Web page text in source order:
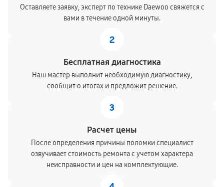
Оставляете заявку, эксперт по технике Daewoo свяжется с
вами в течение одной минуты.
2
Бесплатная диагностика
Наш мастер выполнит необходимую диагностику,
сообщит о итогах и предложит решение.
3
Расчет цены
После определения причины поломки специалист
озвучивает стоимость ремонта с учетом характера
неисправности и цен на комплектующие.